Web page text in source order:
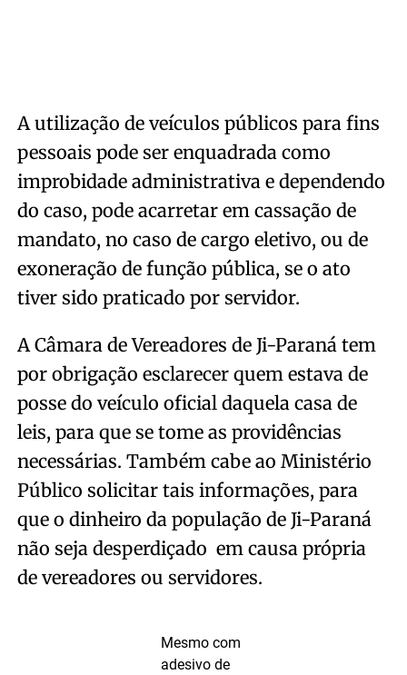
A utilização de veículos públicos para fins
pessoais pode ser enquadrada como
improbidade administrativa e dependendo
do caso, pode acarretar em cassação de
mandato, no caso de cargo eletivo, ou de
exoneração de função pública, se o ato
tiver sido praticado por servidor.
A Câmara de Vereadores de Ji-Paraná tem
por obrigação esclarecer quem estava de
posse do veículo oficial daquela casa de
leis, para que se tome as providências
necessárias. Também cabe ao Ministério
Público solicitar tais informações, para
que o dinheiro da população de Ji-Paraná
não seja desperdiçado em causa própria
de vereadores ou servidores.
Mesmo com
adesivo de